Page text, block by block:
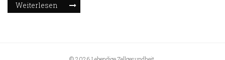
Weiterlesen